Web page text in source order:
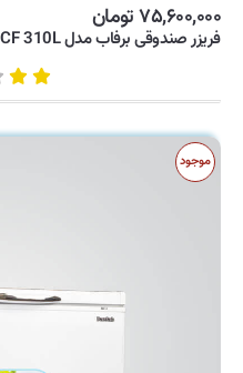
۷۵,۶۰۰,۰۰۰ تومان
فریزر صندوقی برفاب مدل CF 310L
موجود